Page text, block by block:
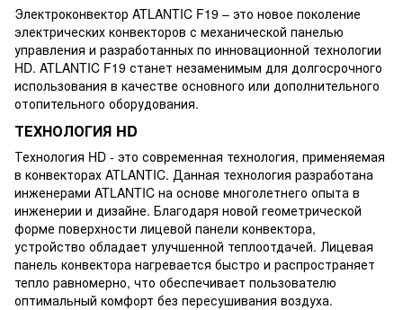
Электроконвектор ATLANTIC F19 – это новое поколение
электрических конвекторов с механической панелью
управления и разработанных по инновационной технологии
HD. ATLANTIC F19 станет незаменимым для долгосрочного
использования в качестве основного или дополнительного
отопительного оборудования.
ТЕХНОЛОГИЯ HD
Технология HD - это современная технология, применяемая
в конвекторах ATLANTIC. Данная технология разработана
инженерами ATLANTIC на основе многолетнего опыта в
инженерии и дизайне. Благодаря новой геометрической
форме поверхности лицевой панели конвектора,
устройство обладает улучшенной теплоотдачей. Лицевая
панель конвектора нагревается быстро и распространяет
тепло равномерно, что обеспечивает пользователю
оптимальный комфорт без пересушивания воздуха.